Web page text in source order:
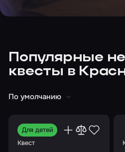
Популярные
квесты в
По умолчанию
Для детей
Квест